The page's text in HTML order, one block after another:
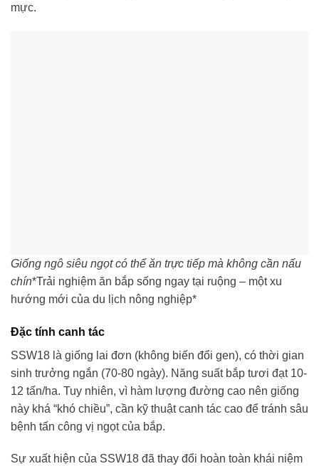
mực.
Giống ngô siêu ngọt có thể ăn trực tiếp mà không cần nấu
chín*Trải nghiệm ăn bắp sống ngay tại ruộng – một xu
hướng mới của du lịch nông nghiệp*
Đặc tính canh tác
SSW18 là giống lai đơn (không biến đổi gen), có thời gian
sinh trưởng ngắn (70-80 ngày). Năng suất bắp tươi đạt 10-
12 tấn/ha. Tuy nhiên, vì hàm lượng đường cao nên giống
này khá “khó chiều”, cần kỹ thuật canh tác cao để tránh sâu
bệnh tấn công vị ngọt của bắp.
Sự xuất hiện của SSW18 đã thay đổi hoàn toàn khái niệm